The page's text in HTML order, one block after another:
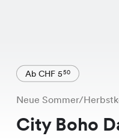
Ab CHF 550
Neue Sommer/
City Boho